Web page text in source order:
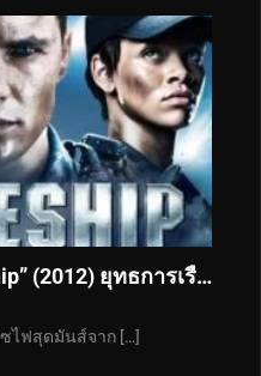
รีวิว ภาพยนตร์ “Battleship” (2012) ยุทธการเรือรบพิฆาตเอเลี่ยน
ไฟสุดมันส์จาก […]